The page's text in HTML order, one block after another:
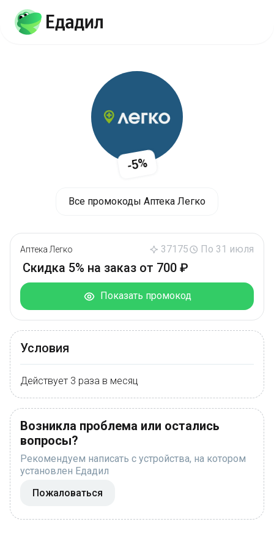
-5%
Все промокоды Аптека Легко
Аптека Легко 37175 По 31 июля
Скидка 5% на заказ от 700 ₽
Показать промокод
Условия
Действует 3 раза в месяц
Возникла проблема или остались
вопросы?
Рекомендуем написать с устройства, на котором
установлен Едадил
Пожаловаться